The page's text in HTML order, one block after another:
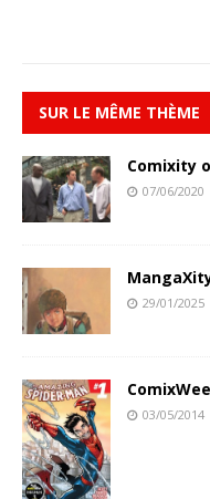
SUR LE MÊME THÈME
Comixity
07/06/2020
29/01/2025
03/05/2014